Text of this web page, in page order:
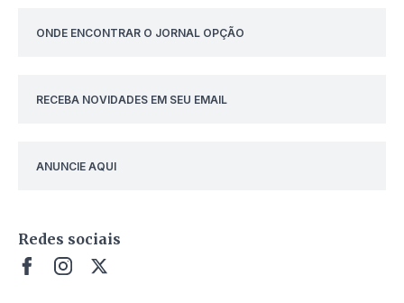
ONDE ENCONTRAR O JORNAL OPÇÃO
RECEBA NOVIDADES EM SEU EMAIL
ANUNCIE AQUI
Redes sociais